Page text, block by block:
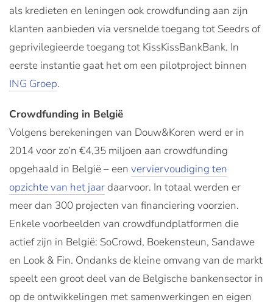
als kredieten en leningen ook crowdfunding aan zijn
klanten aanbieden via versnelde toegang tot Seedrs of
geprivilegieerde toegang tot KissKissBankBank. In
eerste instantie gaat het om een pilotproject binnen
ING Groep.
Crowdfunding in België
Volgens berekeningen van Douw&Koren werd er in
2014 voor zo’n €4,35 miljoen aan crowdfunding
opgehaald in België – een verviervoudiging ten
opzichte van het jaardaarvoor. In totaal werden er
meer dan 300 projecten van financiering voorzien.
Enkele voorbeelden van crowdfundplatformen die
actief zijn in België: SoCrowd, Boekensteun, Sandawe
en Look & Fin. Ondanks de kleine omvang van de markt
speelt een groot deel van de Belgische bankensector in
op de ontwikkelingen met samenwerkingen en eigen